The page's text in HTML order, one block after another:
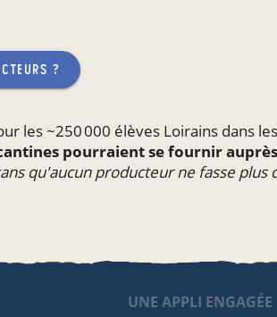
?
les ~250 000 élèves Loirains dans les
pourraient se fournir
qu'aucun producteur ne fasse plus
UNE APPLI ENGAGÉE